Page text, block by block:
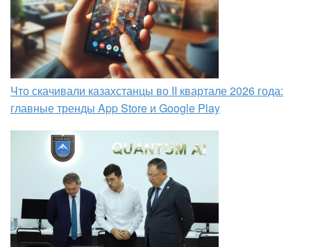
Что скачивали казахстанцы во II квартале 2026 года:
главные тренды App Store и Google Play